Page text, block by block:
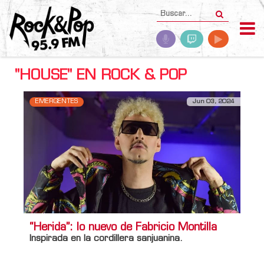
"HOUSE" EN ROCK & POP
EMERGENTES Jun 03, 2024
“Herida”: lo nuevo de Fabricio Montilla
Inspirada en la cordillera sanjuanina.